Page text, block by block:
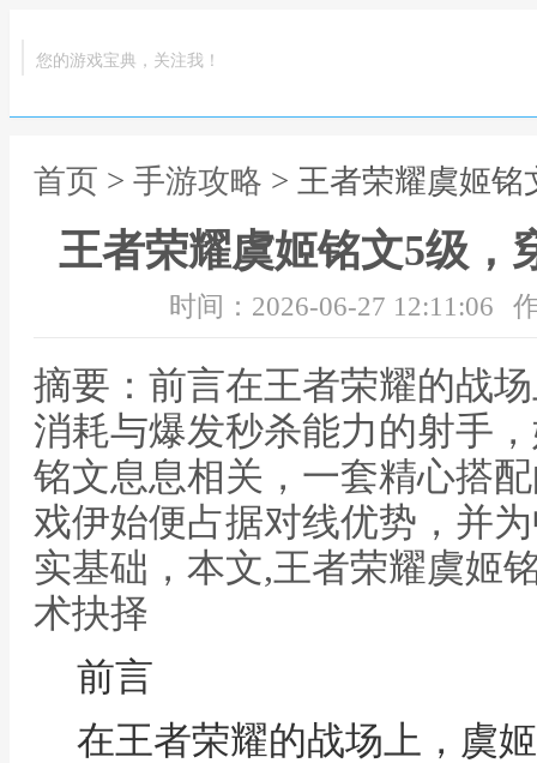
您的游戏宝典，关注我！
首页 > 手游攻略 > 王者荣耀虞姬
王者荣耀虞姬铭文5级，
时间：2026-06-27 12:11:06
摘要：前言在王者荣耀的战
消耗与爆发秒杀能力的射手
铭文息息相关，一套精心搭
戏伊始便占据对线优势，并
实基础，本文,王者荣耀虞姬
术抉择
前言
在王者荣耀的战场上，虞